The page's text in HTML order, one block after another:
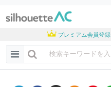
プレミアム会員登録